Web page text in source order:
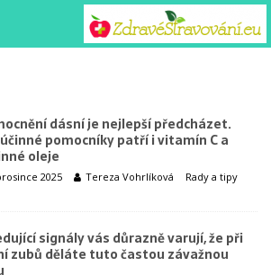
dásní je nejlepší předcházet.
pomocníky patří i vitamín C a
oleje
2025 Tereza Vohrlíková Rady a tipy
signály vás důrazně varují, že při
zubů děláte tuto častou závažnou